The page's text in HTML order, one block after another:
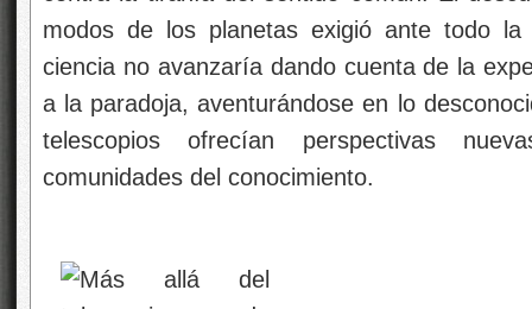
modos de los planetas exigió ante todo
ciencia no avanzaría dando cuenta de la
a la paradoja, aventurándose en lo
telescopios ofrecían perspectivas
comunidades del conocimiento.